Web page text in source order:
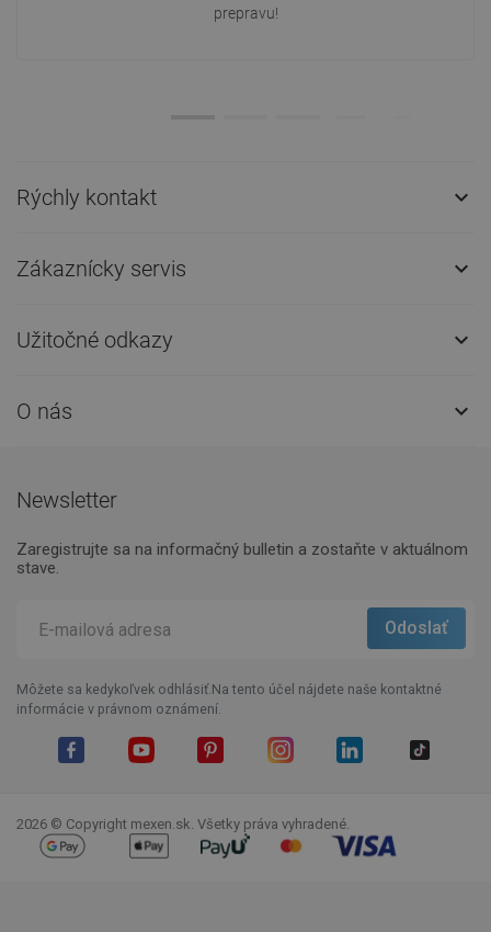
prepravu!
Rýchly kontakt 
Zákaznícky servis 
Užitočné odkazy 
O nás 
Newsletter
Zaregistrujte sa na informačný bulletin a zostaňte v aktuálnom
stave.
Môžete sa kedykoľvek odhlásiť.Na tento účel nájdete naše kontaktné
informácie v právnom oznámení.
2026 © Copyright mexen.sk. Všetky práva vyhradené.